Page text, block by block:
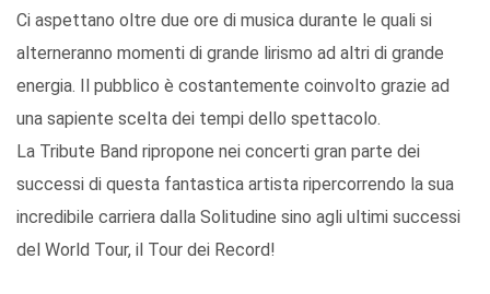
Ci aspettano oltre due ore di musica durante le quali si
alterneranno momenti di grande lirismo ad altri di grande
energia. Il pubblico è costantemente coinvolto grazie ad
una sapiente scelta dei tempi dello spettacolo.
La Tribute Band ripropone nei concerti gran parte dei
successi di questa fantastica artista ripercorrendo la sua
incredibile carriera dalla Solitudine sino agli ultimi successi
del World Tour, il Tour dei Record!